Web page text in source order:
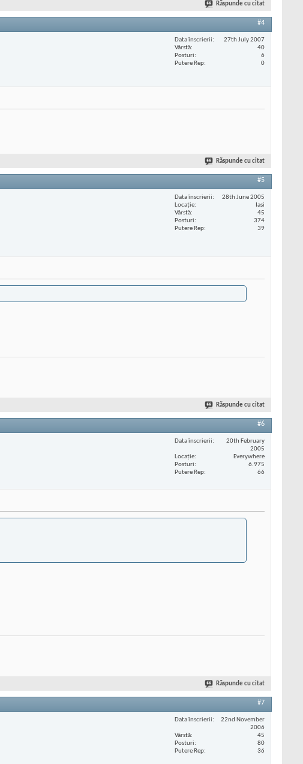
Răspunde cu citat
#4
Data înscrierii
27th July 2007
Vârstă
40
Posturi
6
Putere Rep
0
Răspunde cu citat
#5
Data înscrierii
28th June 2005
Locaţie
Iasi
Vârstă
45
Posturi
374
Putere Rep
39
Răspunde cu citat
#6
Data înscrierii
20th February
2005
Locaţie
Everywhere
Posturi
6.975
Putere Rep
66
Răspunde cu citat
#7
Data înscrierii
22nd November
2006
Vârstă
45
Posturi
80
Putere Rep
36